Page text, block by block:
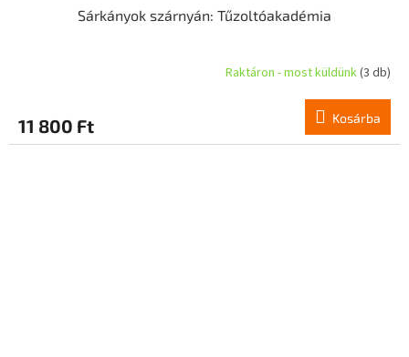
Sárkányok szárnyán: Tűzoltóakadémia
Raktáron - most küldünk(3 db)
11 800 Ft Kosárba